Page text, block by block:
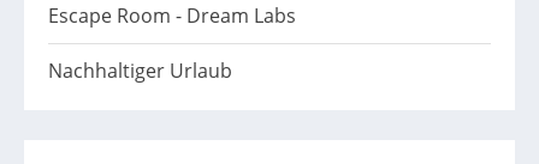
Escape Room - Dream Labs
Nachhaltiger Urlaub